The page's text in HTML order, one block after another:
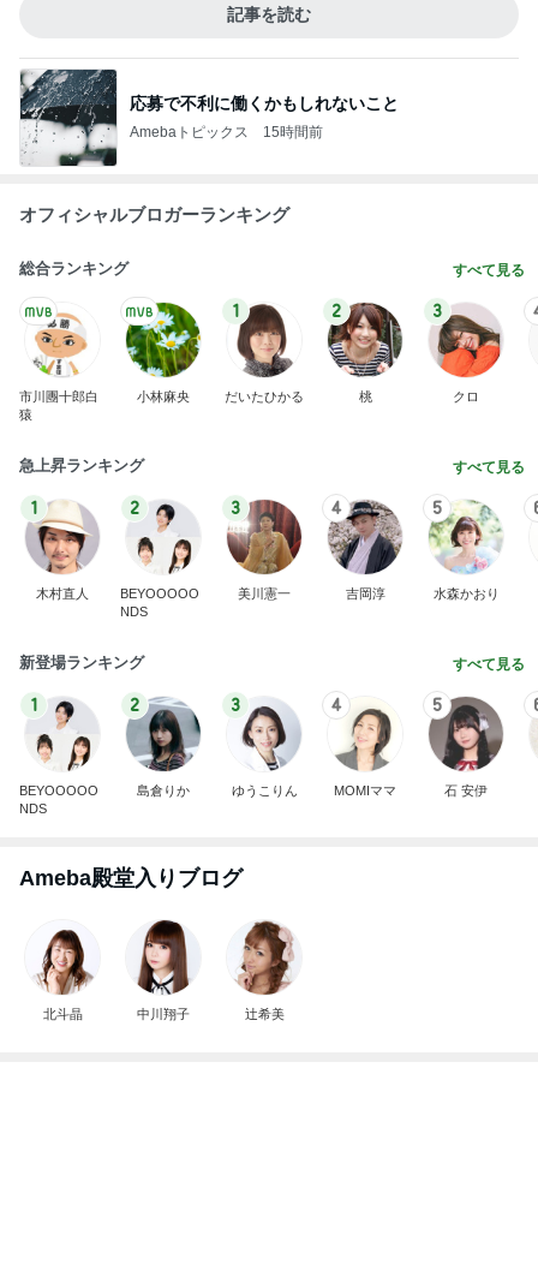
記事を読む
応募で不利に働くかもしれないこと
Amebaトピックス 15時間前
オフィシャルブロガーランキング
総合ランキング すべて見る
市川團十郎白
猿
小林麻央
1
だいたひかる
2
桃
3
クロ
急上昇ランキング すべて見る
1
木村直人
2
BEYOOOOO
NDS
3
美川憲一
4
吉岡淳
5
水森かおり
新登場ランキング すべて見る
1
BEYOOOOO
NDS
2
島倉りか
3
ゆうこりん
4
MOMIママ
5
石 安伊
Ameba殿堂入りブログ
北斗晶 中川翔子 辻希美